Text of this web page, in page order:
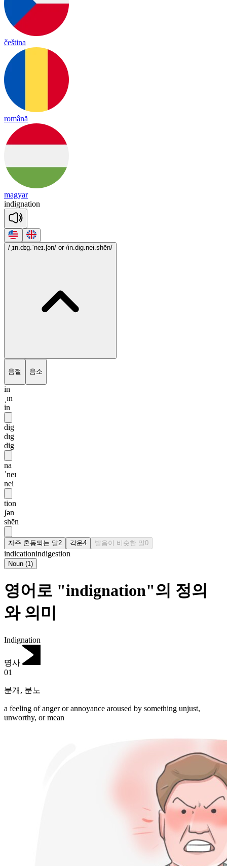
čeština
română
magyar
indignation
/ˌɪn.dɪg.ˈneɪ.ʃən/ or /in.dig.nei.shēn/
음절 음소
in
ˌɪn
in
dig
dɪg
dig
na
ˈneɪ
nei
tion
ʃən
shēn
자주 혼동되는 말2 각운4 발음이 비슷한 말0
indicationindigestion
Noun (1)
영어로 "indignation"의 정의
와 의미
Indignation
명사
01
분개 , 분노
a feeling of anger or annoyance aroused by something unjust,
unworthy, or mean